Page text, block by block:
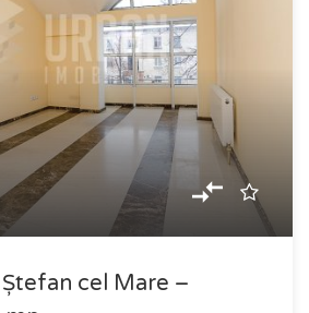
cel Mare –